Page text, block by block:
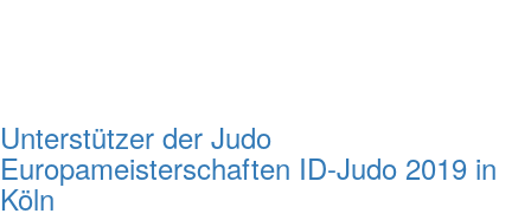
Unterstützer der Judo
Europameisterschaften ID-Judo 2019 in
Köln